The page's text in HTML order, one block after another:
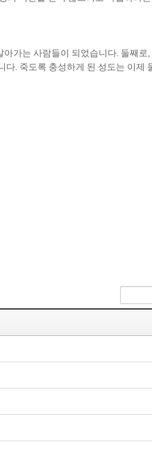
아가는 사람들이 되었습니다. 둘째로,
다. 죽도록 충성하게 된 성도는 이제